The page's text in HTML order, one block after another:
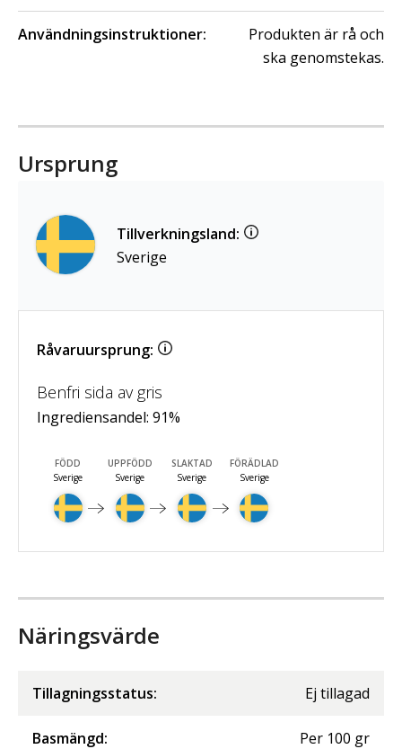
Användningsinstruktioner:
Produkten är rå och
ska genomstekas.
Ursprung
Tillverkningsland:
Sverige
Råvaruursprung:
Benfri sida av gris
Ingrediensandel: 91%
FÖDD
Sverige
UPPFÖDD
Sverige
SLAKTAD
Sverige
FÖRÄDLAD
Sverige
Näringsvärde
Tillagningsstatus: Ej tillagad
Basmängd: Per 100 gr